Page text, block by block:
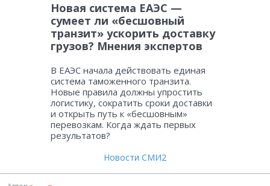
Новая система ЕАЭС —
сумеет ли «бесшовный
транзит» ускорить доставку
грузов? Мнения экспертов
В ЕАЭС начала действовать единая
система таможенного транзита.
Новые правила должны упростить
логистику, сократить сроки доставки
и открыть путь к «бесшовным»
перевозкам. Когда ждать первых
результатов?
Новости СМИ2